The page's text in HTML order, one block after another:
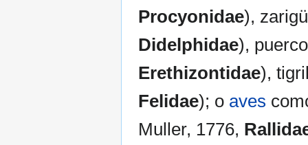
Procyonidae),
Didelphidae),
Erethizontidae),
Felidae); o aves
Muller, 1776,